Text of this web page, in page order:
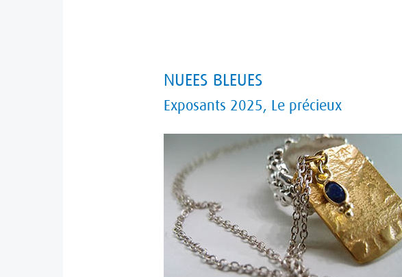
NUEES BLEUES
Exposants 2025, Le précieux
NUEES
BLEUES